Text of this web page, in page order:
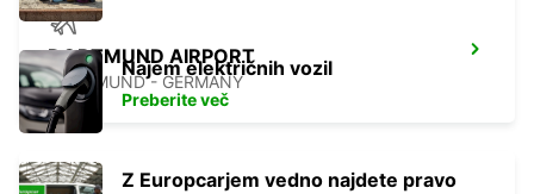
DORTMUND AIRPORT
DORTMUND - GERMANY
Najem električnih vozil
Preberite več
Z Europcarjem vedno najdete pravo